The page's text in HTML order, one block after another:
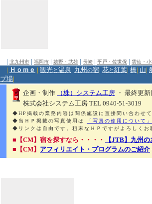
| 北九州市 | 福岡市 | 嬉野・武雄 | 長崎 | 平戸・佐世保 | 雲仙・
| Ｈｏｍｅ | 観光と温泉| 九州 の宿| 花と紅葉| 橋| 山|
プ場|
企画・制作
（株）システム工房 ・ 最終更
株式会社システム工房 TEL 0940-51-3019
◆HP掲載の業務内容は関係施設に直接問い合わせて
◆当ＨＰ掲載の写真使用は
「写真の使用について」
◆リンクは自由です。粗末なＨＰですがよろしくお
■【CM】宿を探すなら・・・・
【JTB】九州
■【CM】 アフィリエイト・プログラムのご紹介